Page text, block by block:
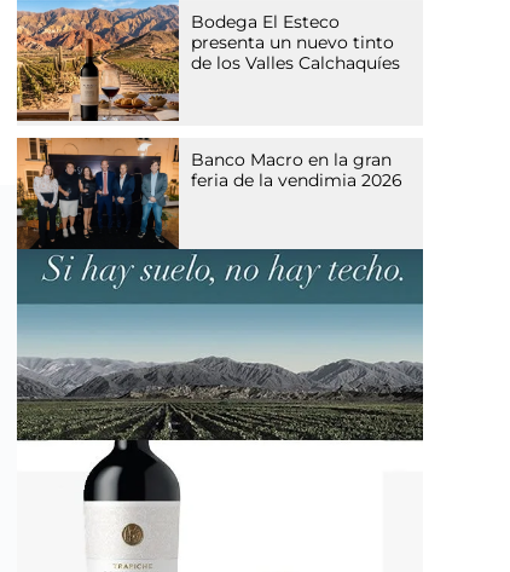
Bodega El Esteco
presenta un nuevo tinto
de los Valles Calchaquíes
Banco Macro en la gran
feria de la vendimia 2026